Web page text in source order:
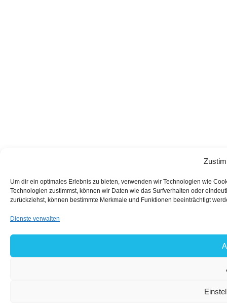
Um dir ein optimales Erlebnis zu bieten, verwenden wir Technologien wie
Technologien zustimmst, können wir Daten wie das Surfverhalten oder
zurückziehst, können bestimmte Merkmale und Funktionen beeinträchtigt
Dienste verwalten